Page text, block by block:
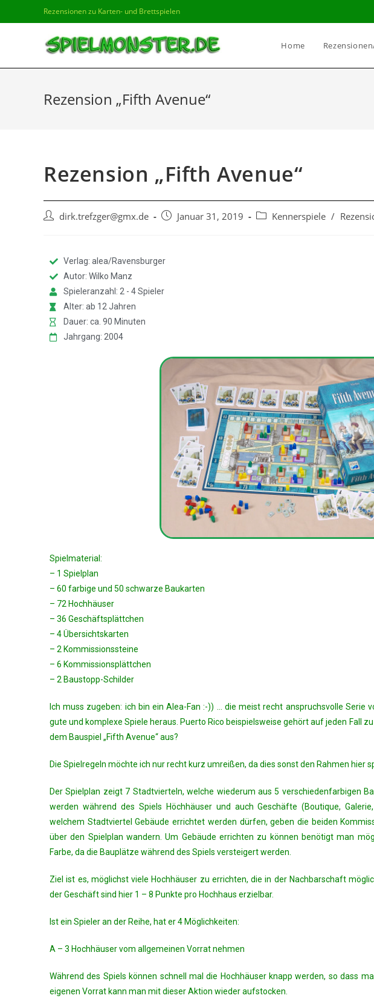
Rezensionen zu Karten- und Brettspielen
Home
Rezension „Fifth Avenue“
Rezension „Fifth Avenue“
dirk.trefzger@gmx.de Januar 31, 2019 Kennerspiele /
Verlag: alea/Ravensburger
Autor: Wilko Manz
Spieleranzahl: 2 - 4 Spieler
Alter: ab 12 Jahren
Dauer: ca. 90 Minuten
Jahrgang: 2004
Spielmaterial:
– 1 Spielplan
– 60 farbige und 50 schwarze Baukarten
– 72 Hochhäuser
– 36 Geschäftsplättchen
– 4 Übersichtskarten
– 2 Kommissionssteine
– 6 Kommissionsplättchen
– 2 Baustopp-Schilder
Ich muss zugeben: ich bin ein Alea-Fan :-)) … die meist recht anspruchsvolle Serie
gute und komplexe Spiele heraus. Puerto Rico beispielsweise gehört auf jeden Fall
dem Bauspiel „Fifth Avenue“ aus?
Die Spielregeln möchte ich nur recht kurz umreißen, da dies sonst den Rahmen hier
Der Spielplan zeigt 7 Stadtvierteln, welche wiederum aus 5 verschiedenfarbigen
werden während des Spiels Höchhäuser und auch Geschäfte (Boutique,
welchem Stadtviertel Gebäude errichtet werden dürfen, geben die beiden
über den Spielplan wandern. Um Gebäude errichten zu können benötigt man
Farbe, da die Bauplätze während des Spiels versteigert werden.
Ziel ist es, möglichst viele Hochhäuser zu errichten, die in der Nachbarschaft
der Geschäft sind hier 1 – 8 Punkte pro Hochhaus erzielbar.
Ist ein Spieler an der Reihe, hat er 4 Möglichkeiten:
A – 3 Hochhäuser vom allgemeinen Vorrat nehmen
Während des Spiels können schnell mal die Hochhäuser knapp werden, so dass
eigenen Vorrat kann man mit dieser Aktion wieder aufstocken.